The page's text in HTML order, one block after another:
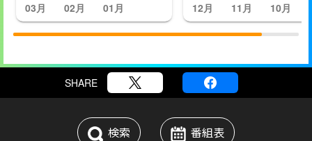
03月 02月 01月 12月 11月 10月
SHARE
検索 番組表